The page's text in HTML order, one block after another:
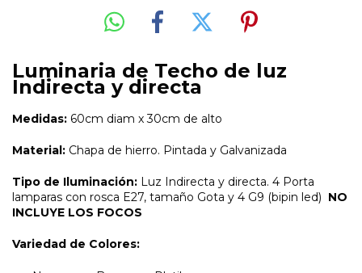
Luminaria de Techo de luz
Indirecta y directa
Medidas: 60cm diam x 30cm de alto
Material: Chapa de hierro. Pintada y Galvanizada
Tipo de Iluminación: Luz Indirecta y directa. 4 Porta
lamparas con rosca E27, tamaño Gota y 4 G9 (bipin led) NO
INCLUYE LOS FOCOS
Variedad de Colores: